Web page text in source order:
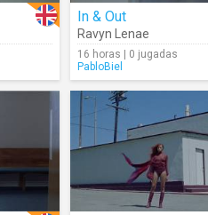
In & Out
Ravyn Lenae
16 horas | 0 jugadas
PabloBiel